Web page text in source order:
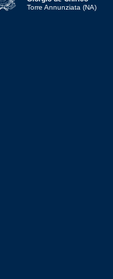
Torre Annunziata (NA)